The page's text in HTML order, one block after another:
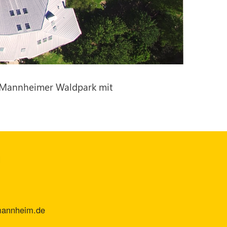
Waldpark mit